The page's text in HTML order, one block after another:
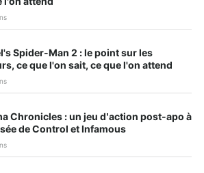
Spider-Man 2 : le point sur les
ce que l'on sait, ce que l'on attend
Chronicles : un jeu d’action post-apo à
de Control et Infamous